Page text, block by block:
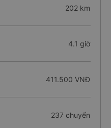
202 km
4.1 giờ
411.500 VNĐ
237 chuyến